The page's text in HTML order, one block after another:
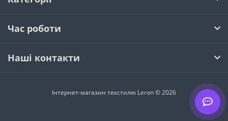
Час роботи
Наші контакти
Інтернет-магазин текстилю Leron © 2026